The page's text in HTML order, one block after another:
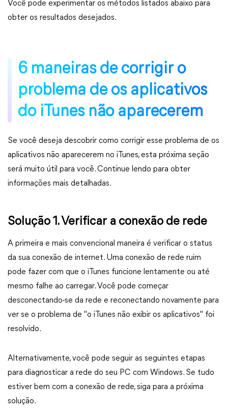
Você pode experimentar os métodos listados abaixo para
obter os resultados desejados.
6 maneiras de corrigir o
problema de os aplicativos
do iTunes não aparecerem
Se você deseja descobrir como corrigir esse problema de os
aplicativos não aparecerem no iTunes, esta próxima seção
será muito útil para você. Continue lendo para obter
informações mais detalhadas.
Solução 1. Verificar a conexão de rede
A primeira e mais convencional maneira é verificar o status
da sua conexão de internet. Uma conexão de rede ruim
pode fazer com que o iTunes funcione lentamente ou até
mesmo falhe ao carregar. Você pode começar
desconectando-se da rede e reconectando novamente para
ver se o problema de "o iTunes não exibir os aplicativos" foi
resolvido.
Alternativamente, você pode seguir as seguintes etapas
para diagnosticar a rede do seu PC com Windows. Se tudo
estiver bem com a conexão de rede, siga para a próxima
solução.